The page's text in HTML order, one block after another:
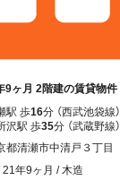
9ヶ月 2階建の賃貸物件
駅 歩16分 （西武池袋線）
沢駅 歩35分 （武蔵野線）
都清瀬市中清戸３丁目
21年9ヶ月 / 木造